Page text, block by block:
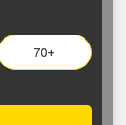
70+